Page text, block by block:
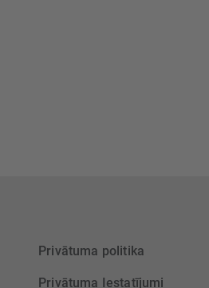
Privātuma politika
Privātuma Iestatījumi